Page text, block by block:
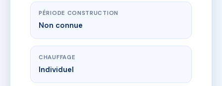
PÉRIODE CONSTRUCTION
Non connue
CHAUFFAGE
Individuel